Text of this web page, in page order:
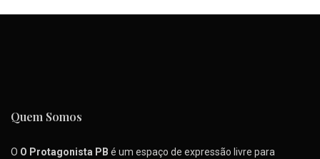
Quem Somos
O O Protagonista PB é um espaço de expressão livre para